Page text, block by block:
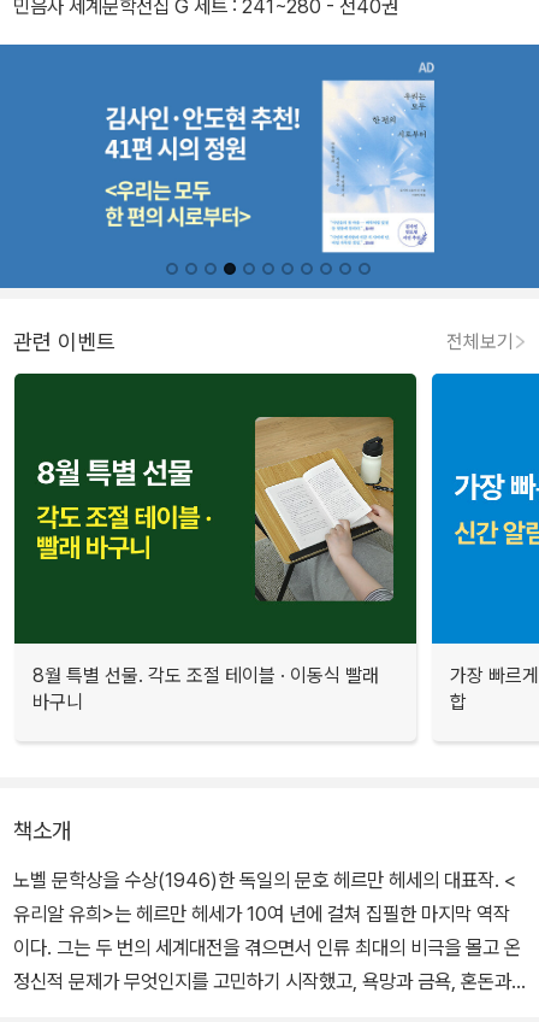
민음사 세계문학전집 G 세트 : 241~280 - 전40권
관련 이벤트 전체보기
8월 특별 선물. 각도 조절 테이블 · 이동식 빨래
바구니
가장 빠르
합
책소개
노벨 문학상을 수상(1946)한 독일의 문호 헤르만 헤세의 대표작. <
유리알 유희>는 헤르만 헤세가 10여 년에 걸쳐 집필한 마지막 역작
이다. 그는 두 번의 세계대전을 겪으면서 인류 최대의 비극을 몰고 온
정신적 문제가 무엇인지를 고민하기 시작했고, 욕망과 금욕, 혼돈과